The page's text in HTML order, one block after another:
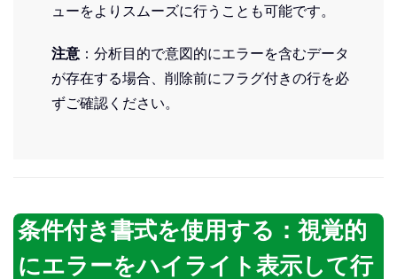
ューをよりスムーズに行うことも可能です。
注意 ：分析目的で意図的にエラーを含むデータ
が存在する場合、削除前にフラグ付きの行を必
ずご確認ください。
条件付き書式を使用する：視覚的
にエラーをハイライト表示して行